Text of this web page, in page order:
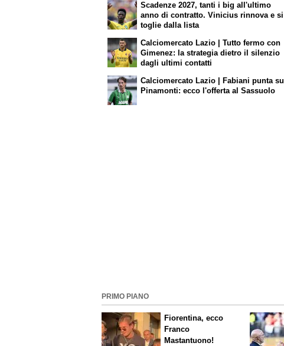
Scadenze 2027, tanti i big all'ultimo
anno di contratto. Vinicius rinnova e si
toglie dalla lista
Calciomercato Lazio | Tutto fermo con
Gimenez: la strategia dietro il silenzio
dagli ultimi contatti
Calciomercato Lazio | Fabiani punta su
Pinamonti: ecco l'offerta al Sassuolo
PRIMO PIANO
Fiorentina, ecco
Franco
Mastantuono!